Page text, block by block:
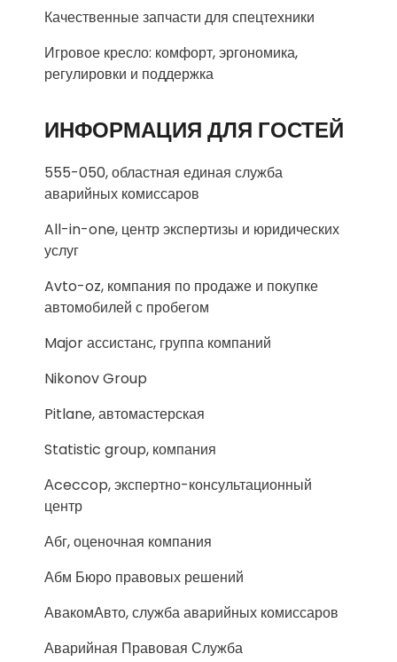
Качественные запчасти для спецтехники
Игровое кресло: комфорт, эргономика,
регулировки и поддержка
ИНФОРМАЦИЯ ДЛЯ ГОСТЕЙ
555-050, областная единая служба
аварийных комиссаров
All-in-one, центр экспертизы и юридических
услуг
Avto-oz, компания по продаже и покупке
автомобилей с пробегом
Major ассистанс, группа компаний
Nikonov Group
Pitlane, автомастерская
Statistic group, компания
Аceccop, экспертно-консультационный
центр
Абг, оценочная компания
Абм Бюро правовых решений
АвакомАвто, служба аварийных комиссаров
Аварийная Правовая Служба